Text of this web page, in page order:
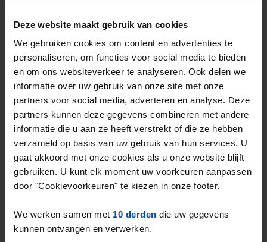
Deze website maakt gebruik van cookies
We gebruiken cookies om content en advertenties te
personaliseren, om functies voor social media te bieden
en om ons websiteverkeer te analyseren. Ook delen we
informatie over uw gebruik van onze site met onze
partners voor social media, adverteren en analyse. Deze
partners kunnen deze gegevens combineren met andere
informatie die u aan ze heeft verstrekt of die ze hebben
verzameld op basis van uw gebruik van hun services. U
gaat akkoord met onze cookies als u onze website blijft
gebruiken. U kunt elk moment uw voorkeuren aanpassen
door "Cookievoorkeuren" te kiezen in onze footer.
We werken samen met 10 derden die uw gegevens
kunnen ontvangen en verwerken.
Mis nooit meer een
woonruimte in Hoofddorp
Stel in één minuut je zoekprofiel in en krijg
elke nieuwe match direct via WhatsApp en
e-mail, vaak binnen een minuut na publicatie.
Zoekers met dit profiel ontvangen ~22
matches per week
Start je zoekprofiel →
4,5uit 1028 reviews